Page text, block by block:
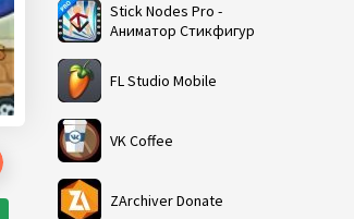
Stick Nodes Pro -
Аниматор Стикфигур
FL Studio Mobile
VK Coffee
ZArchiver Donate